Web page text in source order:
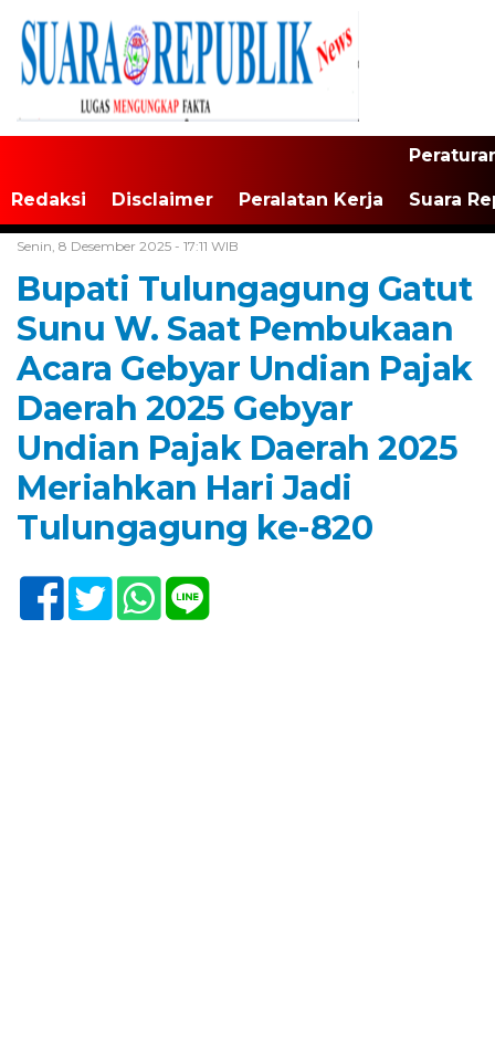
Redaksi Disclaimer Peralatan Kerja Suara
Senin, 8 Desember 2025 - 17:11 WIB
Bupati Tulungagung Gatut
Sunu W. Saat Pembukaan
Acara Gebyar Undian Pajak
Daerah 2025 Gebyar
Undian Pajak Daerah 2025
Meriahkan Hari Jadi
Tulungagung ke-820